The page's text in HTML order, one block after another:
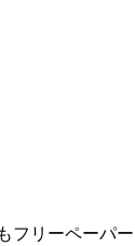
リーペーパ